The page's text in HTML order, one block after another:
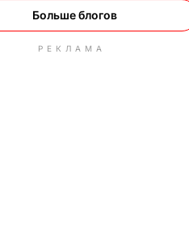
Больше блогов
РЕКЛАМА